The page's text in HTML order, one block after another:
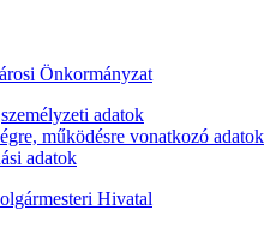
Önkormányzat
adatok
működésre vonatkozó adatok
adatok
Hivatal